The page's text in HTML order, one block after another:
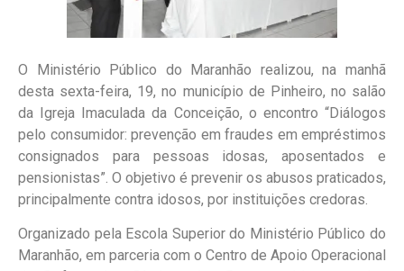
O Ministério Público do Maranhão realizou, na manhã
desta sexta-feira, 19, no município de Pinheiro, no salão
da Igreja Imaculada da Conceição, o encontro “Diálogos
pelo consumidor: prevenção em fraudes em empréstimos
consignados para pessoas idosas, aposentados e
pensionistas”. O objetivo é prevenir os abusos praticados,
principalmente contra idosos, por instituições credoras.
Organizado pela Escola Superior do Ministério Público do
Maranhão, em parceria com o Centro de Apoio Operacional